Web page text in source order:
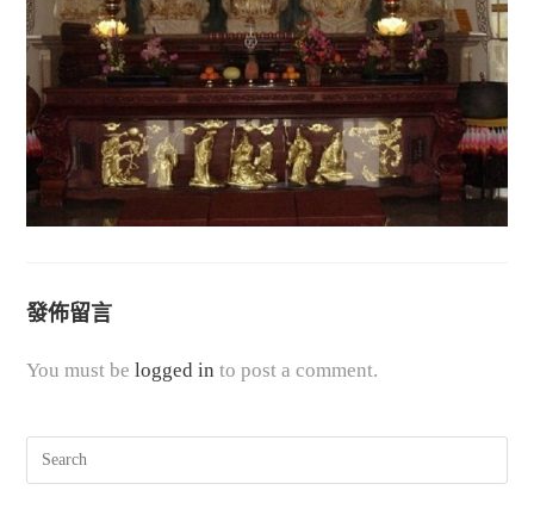
發佈留言
You must belogged in to post a comment.